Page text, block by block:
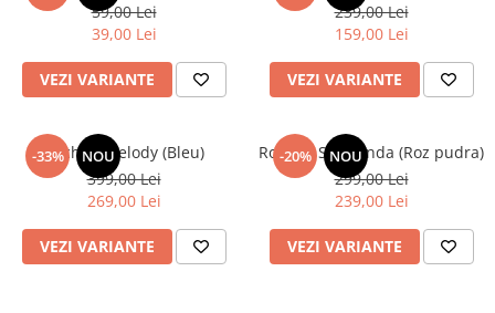
59,00 Lei
39,00 Lei
VEZI VARIANTE
239,00 Lei
159,00 Lei
VEZI VARIANTE
-33% NOU
Rochita Melody (Bleu)
399,00 Lei
269,00 Lei
VEZI VARIANTE
-20% NOU
Rochita Smaranda (Roz pudra)
299,00 Lei
239,00 Lei
VEZI VARIANTE